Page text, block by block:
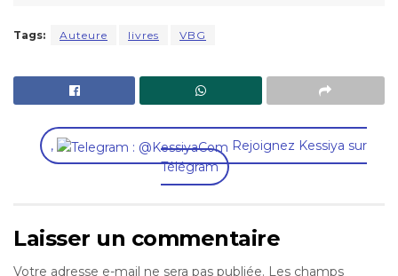
Tags: Auteure livres VBG
,
Rejoignez Kessiya sur
Télégram
Laisser un commentaire
Votre adresse e-mail ne sera pas publiée. Les champs